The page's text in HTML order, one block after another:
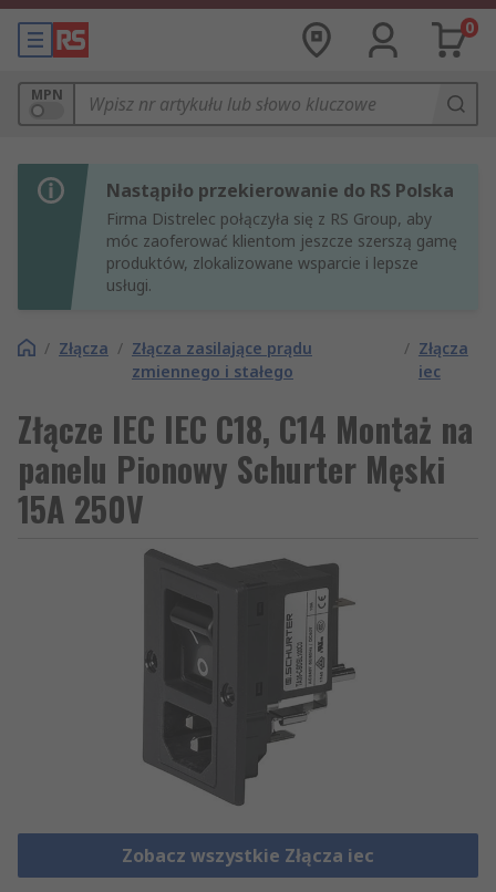
0
MPN
Nastąpiło przekierowanie do RS Polska
Firma Distrelec połączyła się z RS Group, aby
móc zaoferować klientom jeszcze szerszą gamę
produktów, zlokalizowane wsparcie i lepsze
usługi.
/ Złącza / Złącza zasilające prądu
zmiennego i stałego
/ Złącza
iec
Złącze IEC IEC C18, C14 Montaż na
panelu Pionowy Schurter Męski
15A 250V
Zobacz wszystkie Złącza iec